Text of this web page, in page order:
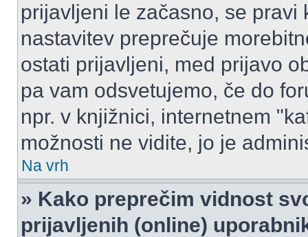
prijavljeni le začasno, se pravi
nastavitev preprečuje
ostati prijavljeni, med prijavo
pa vam odsvetujemo, če do
npr. v knjižnici, internetnem
možnosti ne vidite, jo je
Na vrh
» Kako preprečim vidnost
prijavljenih (online)